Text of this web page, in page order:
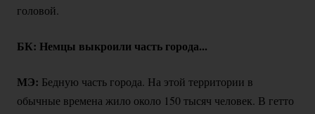
головой.
БК: Немцы выкроили часть города...
МЭ: Бедную часть города. На этой территории в
обычные времена жило около 150 тысяч человек. В гетто